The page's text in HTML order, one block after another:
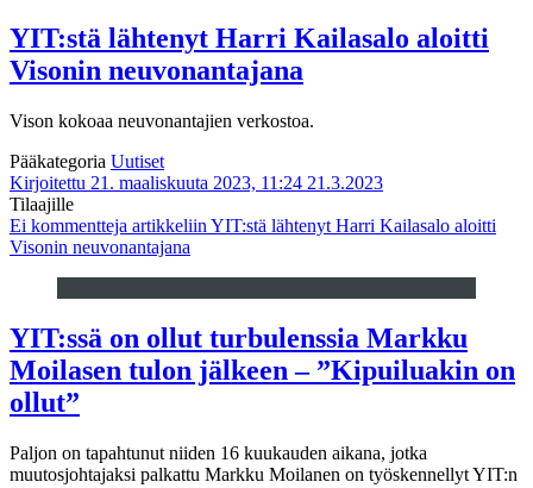
YIT:stä lähtenyt Harri Kailasalo aloitti
Visonin neuvonantajana
Vison kokoaa neuvonantajien verkostoa.
Pääkategoria Uutiset
Kirjoitettu 21. maaliskuuta 2023, 11:24 21.3.2023
Tilaajille
Ei kommentteja artikkeliin YIT:stä lähtenyt Harri Kailasalo aloitti
Visonin neuvonantajana
YIT:ssä on ollut turbulenssia Markku
Moilasen tulon jälkeen – ”Kipuiluakin on
ollut”
Paljon on tapahtunut niiden 16 kuukauden aikana, jotka
muutosjohtajaksi palkattu Markku Moilanen on työskennellyt YIT:n